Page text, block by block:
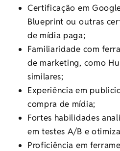
Certificação em
Blueprint ou outras
de mídia paga;
Familiaridade com
de marketing, como
similares;
Experiência em
compra de mídia;
Fortes habilidades
em testes A/B e
Proficiência em